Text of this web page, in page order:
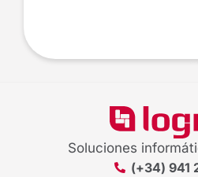
Soluciones
(+34) 941